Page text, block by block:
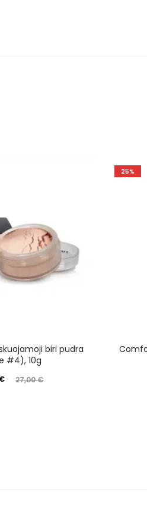
biri pudra
#4), 10g
27,00€
€
25%